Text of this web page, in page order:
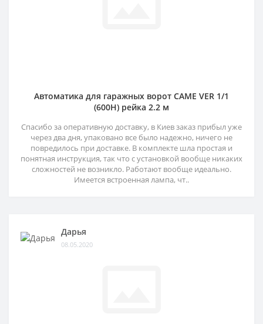
Автоматика для гаражных ворот CAME VER 1/1
(600H) рейка 2.2 м
Спасибо за оперативную доставку, в Киев заказ прибыл уже
через два дня, упаковано все было надежно, ничего не
повредилось при доставке. В комплекте шла простая и
понятная инструкция, так что с установкой вообще никаких
сложностей не возникло. Работают вообще идеально.
Имеется встроенная лампа, чт..
Дарья
08.05.2020